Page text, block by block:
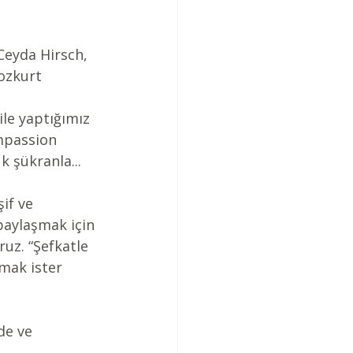
Hirsch,
yaptığımız
şükranla...
ve
için
“Şefkatle
ister
ve